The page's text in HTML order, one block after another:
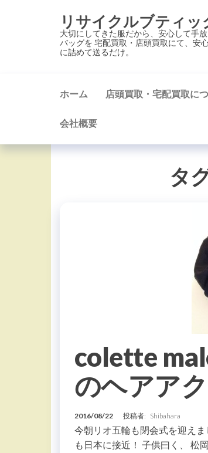
リサイクルブティッ
大切にしてきた服だから、安心して手
バッグを 宅配買取・店頭買取にて、安
に詰めて送るだけ。
ホーム 店頭買取・宅配買取に
会社概要
タ
colette
のヘアア
2016/08/22 投稿者: Shibahara
今朝リオ五輪も閉会式を迎え
も日本に接近！ 子供曰く、 松